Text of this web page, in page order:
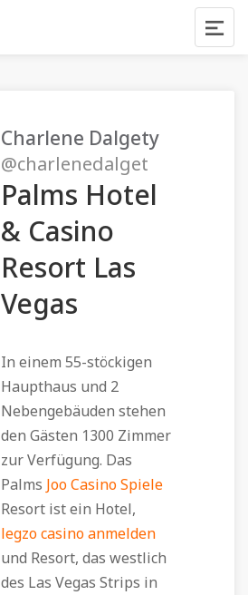
Charlene Dalgety
@charlenedalget
Palms Hotel
& Casino
Resort Las
Vegas
In einem 55-stöckigen
Haupthaus und 2
Nebengebäuden stehen
den Gästen 1300 Zimmer
zur Verfügung. Das
Palms Joo Casino Spiele
Resort ist ein Hotel,
legzo casino anmelden
und Resort, das westlich
des Las Vegas Strips in